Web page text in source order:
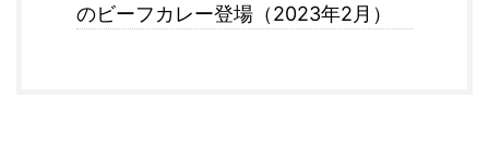
のビーフカレー登場（2023年2月）